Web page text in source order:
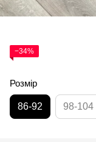
−34%
Розмір
86-92 98-104